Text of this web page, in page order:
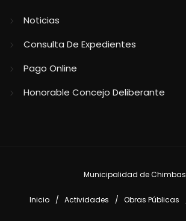
Noticias
Consulta De Expedientes
Pago Online
Honorable Concejo Deliberante
Municipalidad de Chimbas
Inicio Actividades Obras Públicas